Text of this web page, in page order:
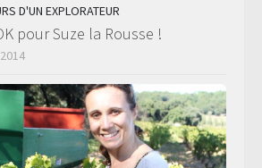
D'UN EXPLORATEUR
pour Suze la Rousse !